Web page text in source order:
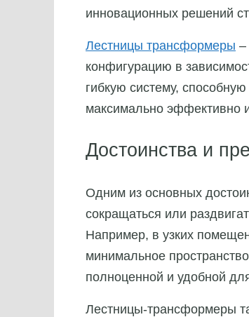
инновационных решений
Лестницы трансформеры –
конфигурацию в
гибкую систему,
максимально эффективно
Достоинства и
Одним из основных
сокращаться или
Например, в узких
минимальное
полноценной и удобной
Лестницы-трансформеры